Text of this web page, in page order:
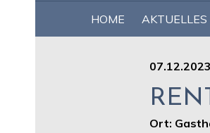
ÜBERSPRINGEN
HOME AKTUELLES
Ort: